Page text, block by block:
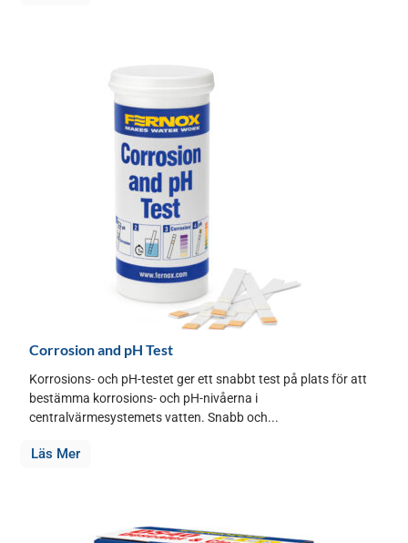
Corrosion and pH Test
Korrosions- och pH-testet ger ett snabbt test på plats för att
bestämma korrosions- och pH-nivåerna i
centralvärmesystemets vatten. Snabb och...
Läs Mer